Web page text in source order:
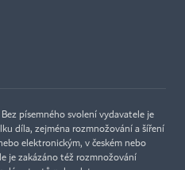
písemného svolení vydavatele je
díla, zejména rozmnožování a šíření
elektronickým, v českém nebo
je zakázáno též rozmnožování